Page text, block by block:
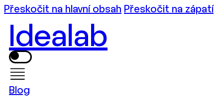
Přeskočit na hlavní obsah Přeskočit na zápatí
Idealab
Blog